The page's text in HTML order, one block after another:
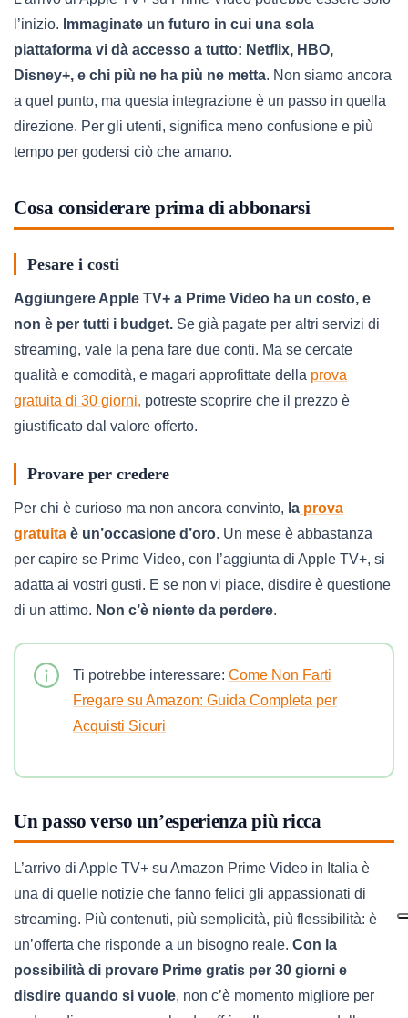
l’inizio. Immaginate un futuro in cui una sola
piattaforma vi dà accesso a tutto: Netflix, HBO,
Disney+, e chi più ne ha più ne metta. Non siamo ancora
a quel punto, ma questa integrazione è un passo in quella
direzione. Per gli utenti, significa meno confusione e più
tempo per godersi ciò che amano.
Cosa considerare prima di abbonarsi
Pesare i costi
Aggiungere Apple TV+ a Prime Video ha un costo, e
non è per tutti i budget. Se già pagate per altri servizi di
streaming, vale la pena fare due conti. Ma se cercate
qualità e comodità, e magari approfittate della prova
gratuita di 30 giorni, potreste scoprire che il prezzo è
giustificato dal valore offerto.
Provare per credere
Per chi è curioso ma non ancora convinto, la prova
gratuita è un’occasione d’oro. Un mese è abbastanza
per capire se Prime Video, con l’aggiunta di Apple TV+, si
adatta ai vostri gusti. E se non vi piace, disdire è questione
di un attimo. Non c’è niente da perdere.
Ti potrebbe interessare: Come Non Farti
Fregare su Amazon: Guida Completa per
Acquisti Sicuri
Un passo verso un’esperienza più ricca
L’arrivo di Apple TV+ su Amazon Prime Video in Italia è
una di quelle notizie che fanno felici gli appassionati di
streaming. Più contenuti, più semplicità, più flessibilità: è
un’offerta che risponde a un bisogno reale. Con la
possibilità di provare Prime gratis per 30 giorni e
disdire quando si vuole, non c’è momento migliore per